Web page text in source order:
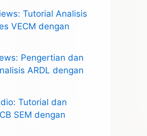
Tutorial Analisis
VECM dengan
Pengertian dan
ARDL dengan
Tutorial dan
SEM dengan